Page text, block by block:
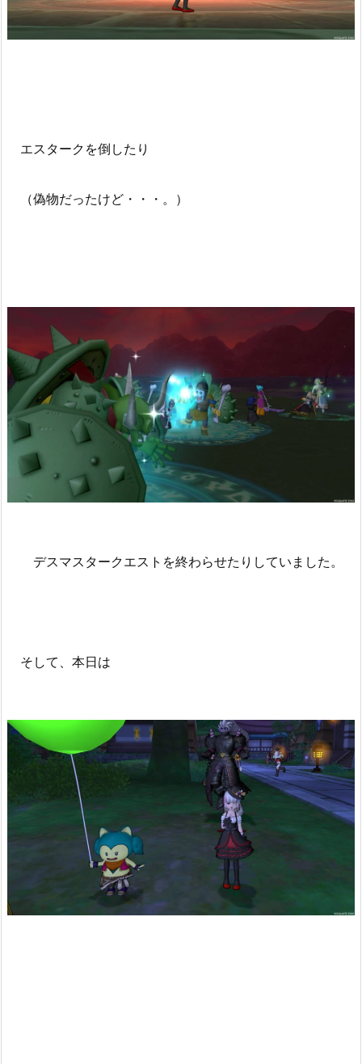
エスタークを倒したり
（偽物だったけど・・・。）
デスマスタークエストを終わらせたりしていました。
そして、本日は